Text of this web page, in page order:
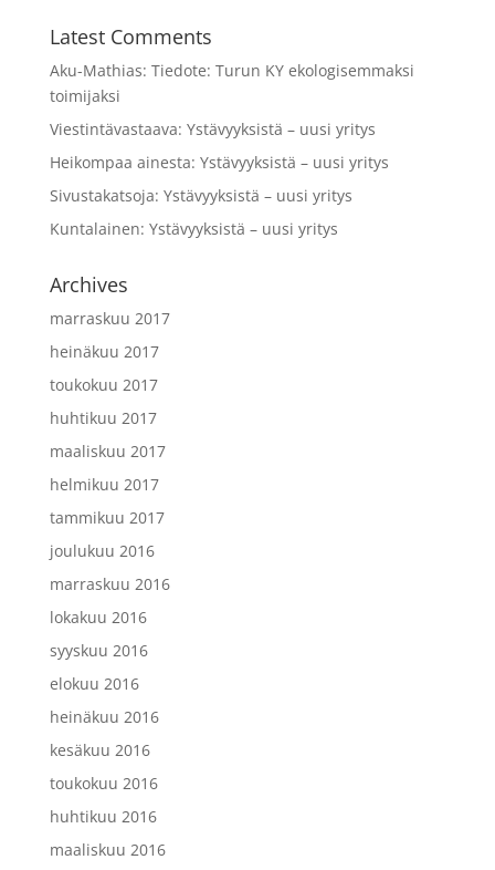
Latest Comments
Aku-Mathias: Tiedote: Turun KY ekologisemmaksi
toimijaksi
Viestintävastaava: Ystävyyksistä – uusi yritys
Heikompaa ainesta: Ystävyyksistä – uusi yritys
Sivustakatsoja: Ystävyyksistä – uusi yritys
Kuntalainen: Ystävyyksistä – uusi yritys
Archives
marraskuu 2017
heinäkuu 2017
toukokuu 2017
huhtikuu 2017
maaliskuu 2017
helmikuu 2017
tammikuu 2017
joulukuu 2016
marraskuu 2016
lokakuu 2016
syyskuu 2016
elokuu 2016
heinäkuu 2016
kesäkuu 2016
toukokuu 2016
huhtikuu 2016
maaliskuu 2016